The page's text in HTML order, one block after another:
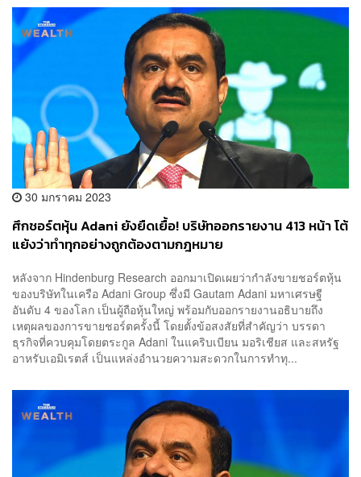
30 มกราคม 2023
ศึกชอร์ตหุ้น Adani ยังยืดเยื้อ! บริษัทออกรายงาน 413 หน้า โต้
แย้งว่าทำทุกอย่างถูกต้องตามกฎหมาย
หลังจาก Hindenburg Research ออกมาเปิดเผยว่ากำลังขายชอร์ตหุ้น
ของบริษัทในเครือ Adani Group ซึ่งมี Gautam Adani มหาเศรษฐี
อันดับ 4 ของโลก เป็นผู้ถือหุ้นใหญ่ พร้อมกับออกรายงานอธิบายถึง
เหตุผลของการขายชอร์ตครั้งนี้ โดยตั้งข้อสงสัยที่สำคัญว่า บรรดา
ธุรกิจที่ควบคุมโดยตระกูล Adani ในแคริบเบียน มอริเชียส และสหรัฐ
อาหรับเอมิเรตส์ เป็นแหล่งอำนวยความสะดวกในการทำทุ...